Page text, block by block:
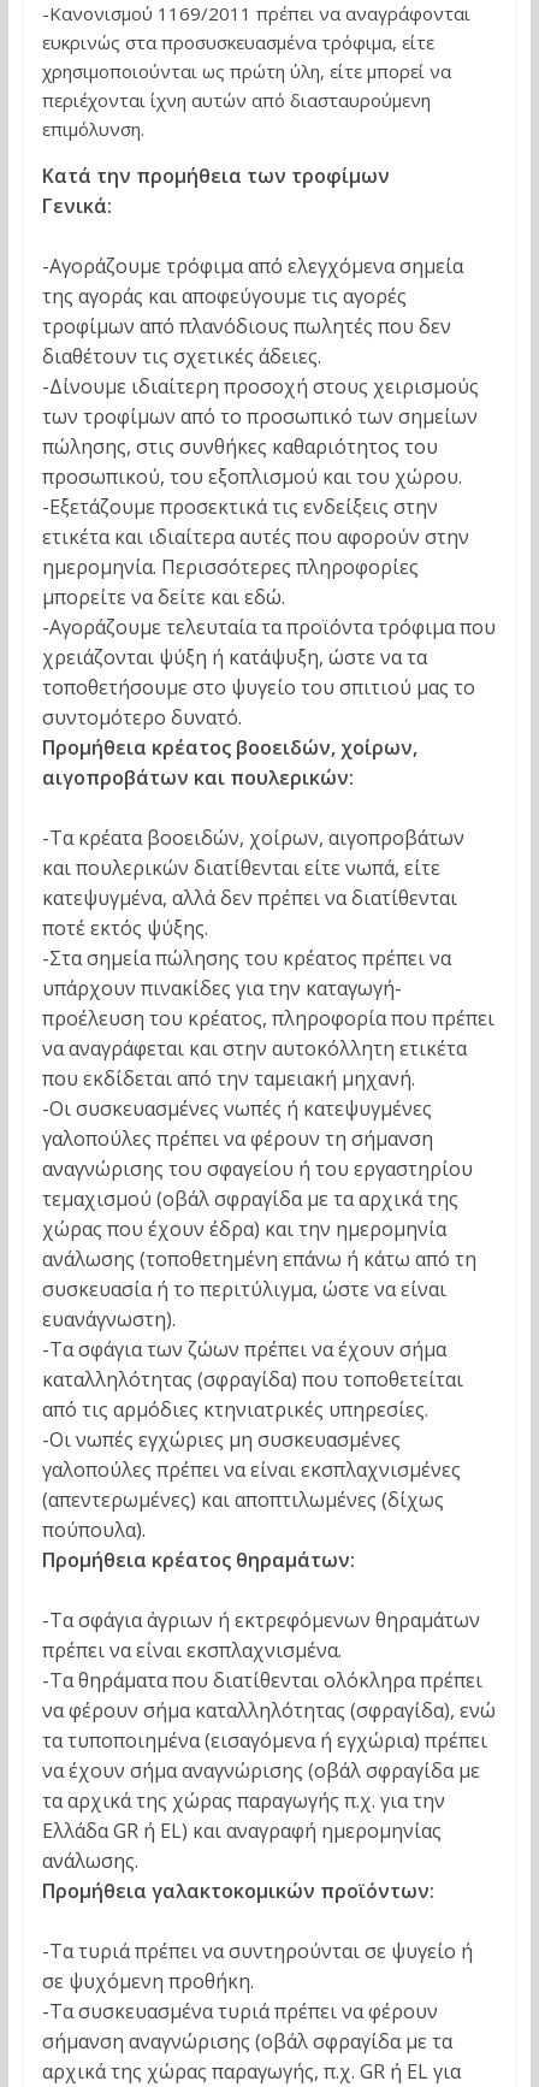
-Κανονισμού 1169/2011 πρέπει να αναγράφονται
ευκρινώς στα προσυσκευασμένα τρόφιμα, είτε
χρησιμοποιούνται ως πρώτη ύλη, είτε μπορεί να
περιέχονται ίχνη αυτών από διασταυρούμενη
επιμόλυνση.
Κατά την προμήθεια των τροφίμων
Γενικά:
-Αγοράζουμε τρόφιμα από ελεγχόμενα σημεία
της αγοράς και αποφεύγουμε τις αγορές
τροφίμων από πλανόδιους πωλητές που δεν
διαθέτουν τις σχετικές άδειες.
-Δίνουμε ιδιαίτερη προσοχή στους χειρισμούς
των τροφίμων από το προσωπικό των σημείων
πώλησης, στις συνθήκες καθαριότητος του
προσωπικού, του εξοπλισμού και του χώρου.
-Εξετάζουμε προσεκτικά τις ενδείξεις στην
ετικέτα και ιδιαίτερα αυτές που αφορούν στην
ημερομηνία. Περισσότερες πληροφορίες
μπορείτε να δείτε και εδώ.
-Αγοράζουμε τελευταία τα προϊόντα τρόφιμα που
χρειάζονται ψύξη ή κατάψυξη, ώστε να τα
τοποθετήσουμε στο ψυγείο του σπιτιού μας το
συντομότερο δυνατό.
Προμήθεια κρέατος βοοειδών, χοίρων,
αιγοπροβάτων και πουλερικών:
-Τα κρέατα βοοειδών, χοίρων, αιγοπροβάτων
και πουλερικών διατίθενται είτε νωπά, είτε
κατεψυγμένα, αλλά δεν πρέπει να διατίθενται
ποτέ εκτός ψύξης.
-Στα σημεία πώλησης του κρέατος πρέπει να
υπάρχουν πινακίδες για την καταγωγή-
προέλευση του κρέατος, πληροφορία που πρέπει
να αναγράφεται και στην αυτοκόλλητη ετικέτα
που εκδίδεται από την ταμειακή μηχανή.
-Οι συσκευασμένες νωπές ή κατεψυγμένες
γαλοπούλες πρέπει να φέρουν τη σήμανση
αναγνώρισης του σφαγείου ή του εργαστηρίου
τεμαχισμού (οβάλ σφραγίδα με τα αρχικά της
χώρας που έχουν έδρα) και την ημερομηνία
ανάλωσης (τοποθετημένη επάνω ή κάτω από τη
συσκευασία ή το περιτύλιγμα, ώστε να είναι
ευανάγνωστη).
-Τα σφάγια των ζώων πρέπει να έχουν σήμα
καταλληλότητας (σφραγίδα) που τοποθετείται
από τις αρμόδιες κτηνιατρικές υπηρεσίες.
-Οι νωπές εγχώριες μη συσκευασμένες
γαλοπούλες πρέπει να είναι εκσπλαχνισμένες
(απεντερωμένες) και αποπτιλωμένες (δίχως
πούπουλα).
Προμήθεια κρέατος θηραμάτων:
-Τα σφάγια άγριων ή εκτρεφόμενων θηραμάτων
πρέπει να είναι εκσπλαχνισμένα.
-Τα θηράματα που διατίθενται ολόκληρα πρέπει
να φέρουν σήμα καταλληλότητας (σφραγίδα), ενώ
τα τυποποιημένα (εισαγόμενα ή εγχώρια) πρέπει
να έχουν σήμα αναγνώρισης (οβάλ σφραγίδα με
τα αρχικά της χώρας παραγωγής π.χ. για την
Ελλάδα GR ή EL) και αναγραφή ημερομηνίας
ανάλωσης.
Προμήθεια γαλακτοκομικών προϊόντων:
-Τα τυριά πρέπει να συντηρούνται σε ψυγείο ή
σε ψυχόμενη προθήκη.
-Τα συσκευασμένα τυριά πρέπει να φέρουν
σήμανση αναγνώρισης (οβάλ σφραγίδα με τα
αρχικά της χώρας παραγωγής, π.χ. GR ή EL για